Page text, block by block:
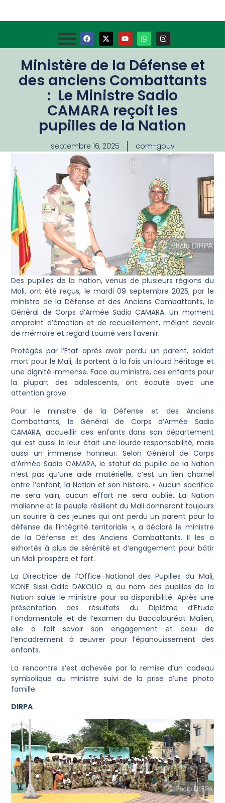
Ministère de la Défense et
des anciens Combattants
: Le Ministre Sadio
CAMARA reçoit les
pupilles de la Nation
septembre 16, 2025 com-gouv
Des pupilles de la nation, venus de plusieurs régions du
Mali, ont été reçus, le mardi 09 septembre 2025, par le
ministre de la Défense et des Anciens Combattants, le
Général de Corps d’Armée Sadio CAMARA. Un moment
empreint d’émotion et de recueillement, mêlant devoir
de mémoire et regard tourné vers l’avenir.
Protégés par l’Etat après avoir perdu un parent, soldat
mort pour le Mali, ils portent à la fois un lourd héritage et
une dignité immense. Face au ministre, ces enfants pour
la plupart des adolescents, ont écouté avec une
attention grave.
Pour le ministre de la Défense et des Anciens
Combattants, le Général de Corps d’Armée Sadio
CAMARA, accueillir ces enfants dans son département
qui est aussi le leur était une lourde responsabilité, mais
aussi un immense honneur. Selon Général de Corps
d’Armée Sadio CAMARA, le statut de pupille de la Nation
n’est pas qu’une aide matérielle, c’est un lien charnel
entre l’enfant, la Nation et son histoire. « Aucun sacrifice
ne sera vain, aucun effort ne sera oublié. La Nation
malienne et le peuple résilient du Mali donneront toujours
un sourire à ces jeunes qui ont perdu un parent pour la
défense de l’intégrité territoriale », a déclaré le ministre
de la Défense et des Anciens Combattants. Il les a
exhortés à plus de sérénité et d’engagement pour bâtir
un Mali prospère et fort.
La Directrice de l’Office National des Pupilles du Mali,
KONE Sissi Odile DAKOUO a, au nom des pupilles de la
Nation salué le ministre pour sa disponibilité. Après une
présentation des résultats du Diplôme d’Etude
Fondamentale et de l’examen du Baccalauréat Malien,
elle a fait savoir son engagement et celui de
l’encadrement à œuvrer pour l’épanouissement des
enfants.
La rencontre s’est achevée par la remise d’un cadeau
symbolique au ministre suivi de la prise d’une photo
famille.
DIRPA